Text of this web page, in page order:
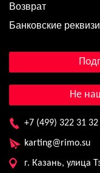
Возврат
Банковские
Не
+7 (499) 322 31 32
karting@rimo.su
г. Казань, улица